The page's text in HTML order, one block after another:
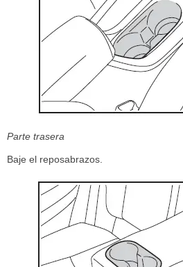
Parte trasera
Baje el reposabrazos.